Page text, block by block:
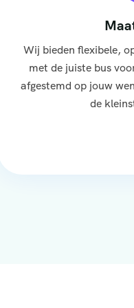
Wij bieden flexibele,
met de juiste bus
afgestemd op jouw
de